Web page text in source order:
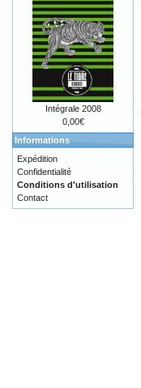
Intégrale 2008
0,00€
Informations
Expédition
Confidentialité
Conditions d'utilisation
Contact